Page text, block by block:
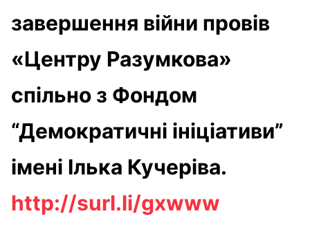
завершення війни провів
«Центру Разумкова»
спільно з Фондом
“Демократичні ініціативи”
імені Ілька Кучеріва.
http://surl.li/gxwww